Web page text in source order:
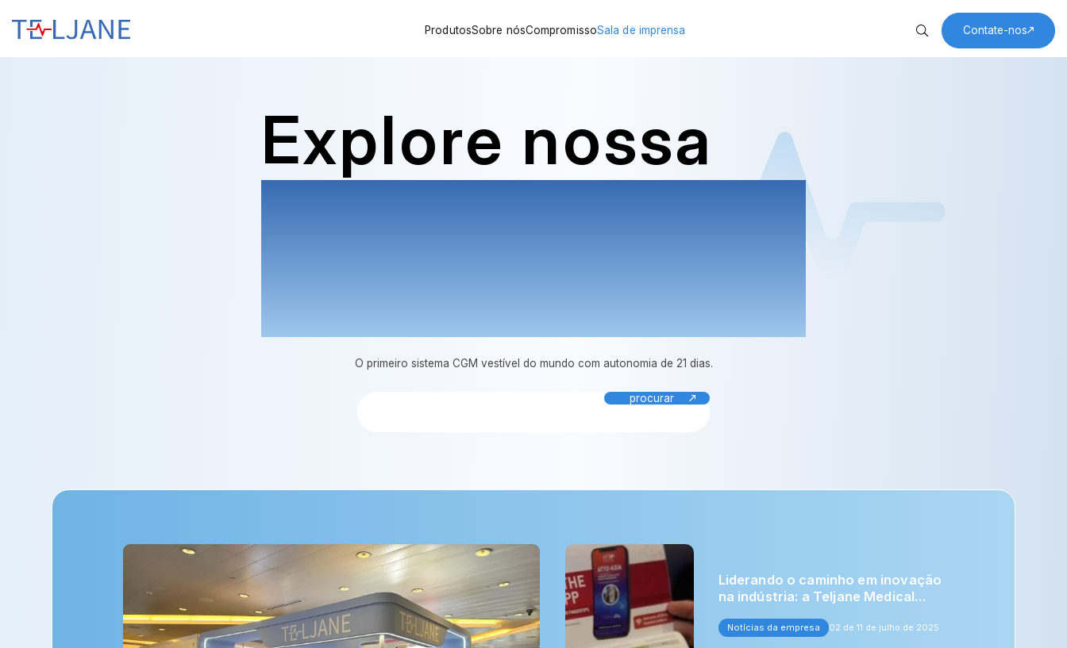
E
ProdutosSobre nós
Certificações
Compromisso
Portfólio de produtos da Teljane
Força original de fábrica
Sala de imprensa Contate-nos
Explore nossa
Análises do
setor
O primeiro sistema CGM vestível do mundo com autonomia de 21 dias.
Liderando o caminho em inovação
na indústria: a Teljane Medical
ATTD-ASIA 2025.
Notícias da empresa 02 de 11 de julho de 2025